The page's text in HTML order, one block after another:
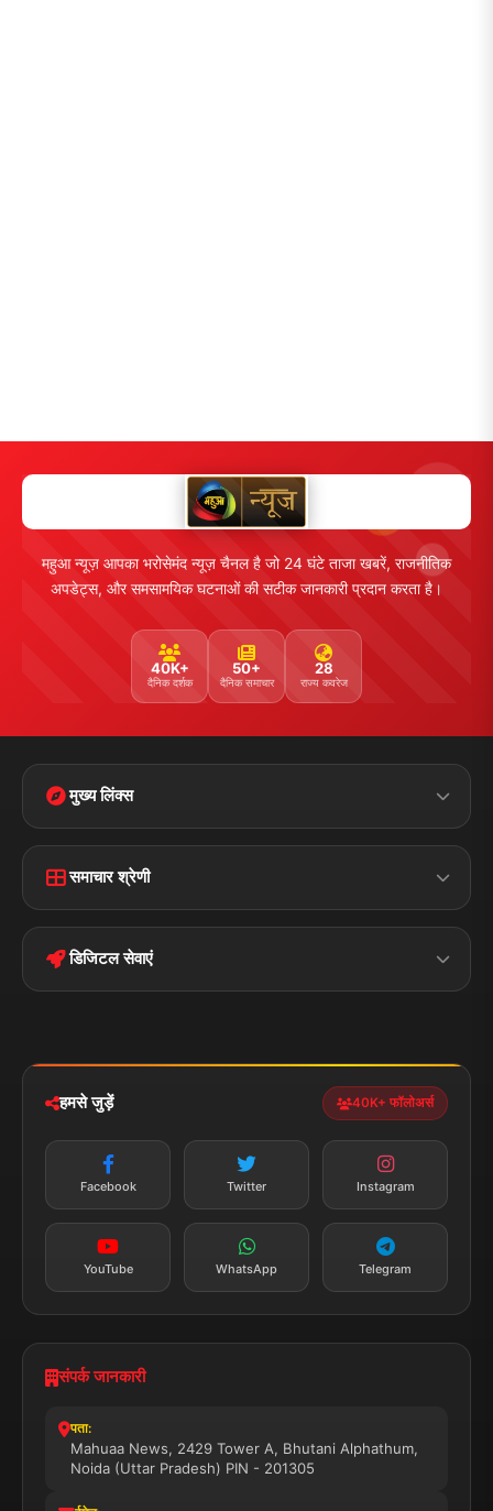
महुआ न्यूज़ आपका भरोसेमंद न्यूज़ चैनल है जो 24 घंटे ताजा खबरें, राजनीतिक
अपडेट्स, और समसामयिक घटनाओं की सटीक जानकारी प्रदान करता है।
40K+
दैनिक दर्शक
50+
दैनिक समाचार
28
राज्य कवरेज
मुख्य लिंक्स
Disclaimer
Terms &
Privacy Policy
समाचार श्रेणी
पॉलिटिकल झारखण्ड
डिजिटल सेवाएं
न्यूज़ अलर्ट
सब्सक्राइब करें
हमसे जुड़ें 40K+ फॉलोअर्स
Facebook Twitter Instagram
YouTube WhatsApp Telegram
संपर्क जानकारी
पता:
Mahuaa News, 2429 Tower A, Bhutani Alphathum,
Noida (Uttar Pradesh) PIN - 201305